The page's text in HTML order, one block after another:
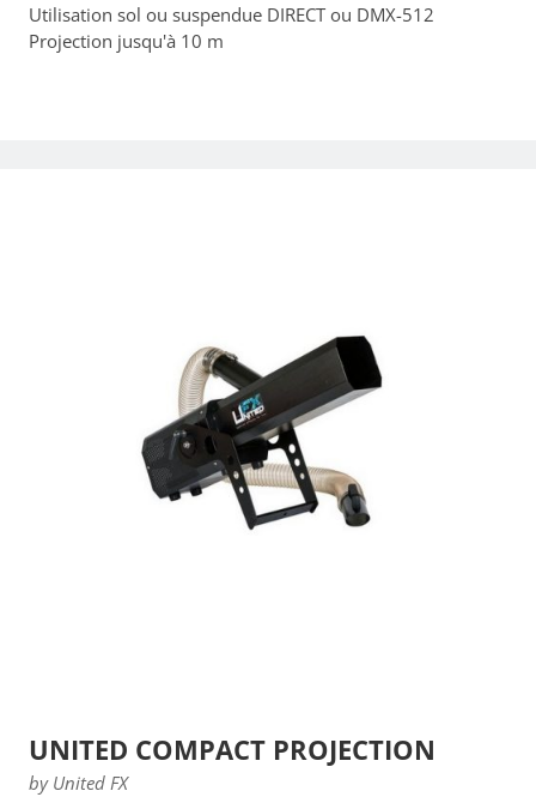
Utilisation sol ou suspendue DIRECT ou DMX-512
Projection jusqu'à 10 m
UNITED COMPACT PROJECTION
by United FX